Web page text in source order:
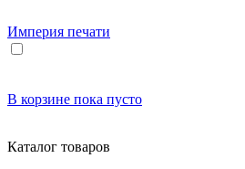
Империя печати
В корзине пока пусто
Каталог товаров